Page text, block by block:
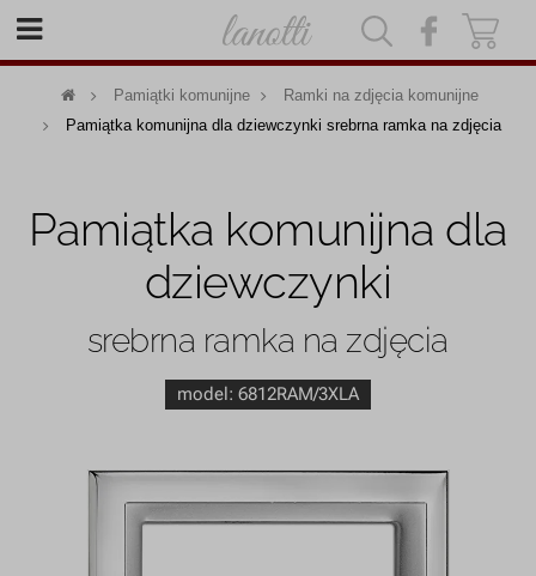
Pamiątki komunijne
Ramki na zdjęcia komunijne
Pamiątka komunijna dla dziewczynki srebrna ramka na zdjęcia
Pamiątka komunijna dla
dziewczynki
srebrna ramka na zdjęcia
model: 6812RAM/3XLA